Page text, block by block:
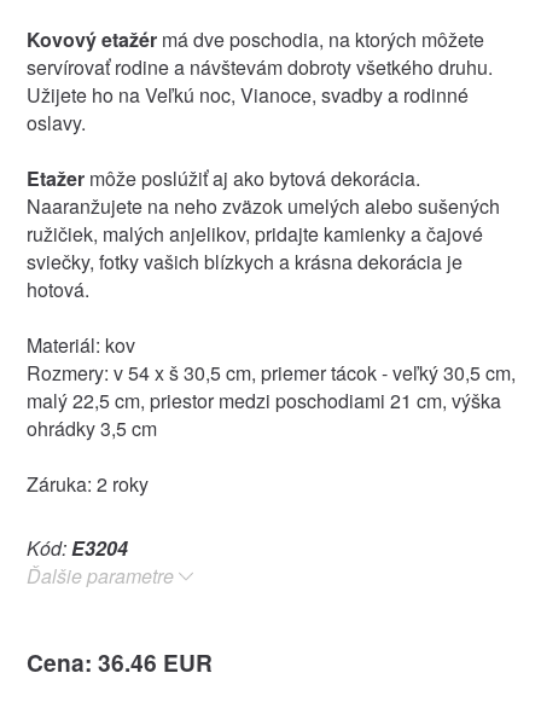
Kovový etažérmá dve poschodia, na ktorých môžete
servírovať rodine a návštevám dobroty všetkého druhu.
Užijete ho na Veľkú noc, Vianoce, svadby a rodinné
oslavy.
Etažermôže poslúžiť aj ako bytová dekorácia.
Naaranžujete na neho zväzok umelých alebo sušených
ružičiek, malých anjelikov, pridajte kamienky a čajové
sviečky, fotky vašich blízkych a krásna dekorácia je
hotová.
Materiál: kov
Rozmery: v 54 x š 30,5 cm, priemer tácok - veľký 30,5 cm,
malý 22,5 cm, priestor medzi poschodiami 21 cm, výška
ohrádky 3,5 cm
Záruka: 2 roky
Kód:E3204
Ďalšie parametre
Cena: 36.46 EUR